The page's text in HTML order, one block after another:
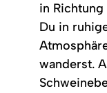
in
Du in
wanderst.